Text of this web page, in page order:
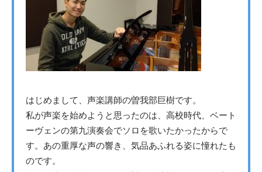
はじめまして、声楽講師の曽我部巨樹です。
私が声楽を始めようと思ったのは、高校時代、ベート
ーヴェンの第九演奏会でソロを歌いたかったからで
す。あの重厚な声の響き、気品あふれる姿に憧れたも
のです。